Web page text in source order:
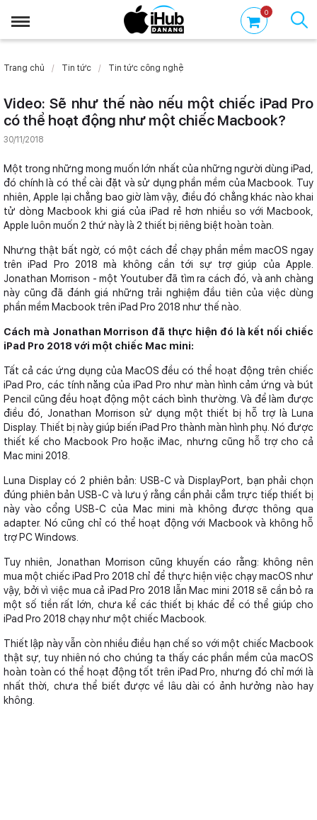
0
Trang chủ Tin tức Tin tức công nghệ
Video: Sẽ như thế nào nếu một chiếc iPad Pro
có thể hoạt động như một chiếc Macbook?
30/11/2018
Một trong những mong muốn lớn nhất của những người dùng iPad,
đó chính là có thể cài đặt và sử dụng phần mềm của Macbook. Tuy
nhiên, Apple lại chẳng bao giờ làm vậy, điều đó chẳng khác nào khai
tử dòng Macbook khi giá của iPad rẻ hơn nhiều so với Macbook,
Apple luôn muốn 2 thứ này là 2 thiết bị riêng biệt hoàn toàn.
Nhưng thật bất ngờ, có một cách để chạy phần mềm macOS ngay
trên iPad Pro 2018 mà không cần tới sự trợ giúp của Apple.
Jonathan Morrison - một Youtuber đã tìm ra cách đó, và anh chàng
này cũng đã đánh giá những trải nghiệm đầu tiên của việc dùng
phần mềm Macbook trên iPad Pro 2018 như thế nào.
Cách mà Jonathan Morrison đã thực hiện đó là kết nối chiếc
iPad Pro 2018 với một chiếc Mac mini:
Tất cả các ứng dụng của MacOS đều có thể hoạt động trên chiếc
iPad Pro, các tính năng của iPad Pro như màn hình cảm ứng và bút
Pencil cũng đều hoạt động một cách bình thường. Và để làm được
điều đó, Jonathan Morrison sử dụng một thiết bị hỗ trợ là Luna
Display. Thiết bị này giúp biến iPad Pro thành màn hình phụ. Nó được
thiết kế cho Macbook Pro hoặc iMac, nhưng cũng hỗ trợ cho cả
Mac mini 2018.
Luna Display có 2 phiên bản: USB-C và DisplayPort, bạn phải chọn
đúng phiên bản USB-C và lưu ý rằng cần phải cắm trực tiếp thiết bị
này vào cổng USB-C của Mac mini mà không được thông qua
adapter. Nó cũng chỉ có thể hoạt động với Macbook và không hỗ
trợ PC Windows.
Tuy nhiên, Jonathan Morrison cũng khuyến cáo rằng: không nên
mua một chiếc iPad Pro 2018 chỉ để thực hiện việc chạy macOS như
vậy, bởi vì việc mua cả iPad Pro 2018 lẫn Mac mini 2018 sẽ cần bỏ ra
một số tiền rất lớn, chưa kể các thiết bị khác để có thể giúp cho
iPad Pro 2018 chạy như một chiếc Macbook.
Thiết lập này vẫn còn nhiều điều hạn chế so với một chiếc Macbook
thật sự, tuy nhiên nó cho chúng ta thấy các phần mềm của macOS
hoàn toàn có thể hoạt động tốt trên iPad Pro, nhưng đó chỉ mới là
nhất thời, chưa thể biết được về lâu dài có ảnh hưởng nào hay
không.